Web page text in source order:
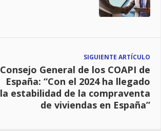
SIGUIENTE ARTÍCULO
Consejo General de los COAPI de
España: “Con el 2024 ha llegado
la estabilidad de la compraventa
de viviendas en España”